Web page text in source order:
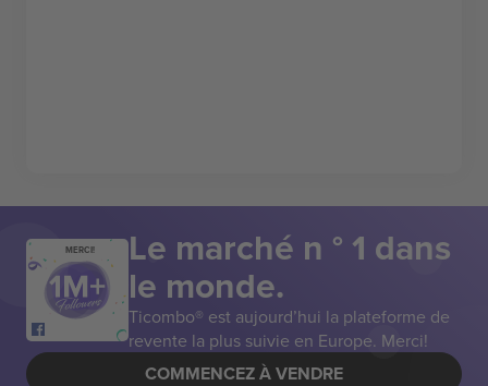
MERCI! Le marché n ° 1 dans
le monde.
Ticombo® est aujourd’hui la plateforme de
revente la plus suivie en Europe. Merci!
COMMENCEZ À VENDRE